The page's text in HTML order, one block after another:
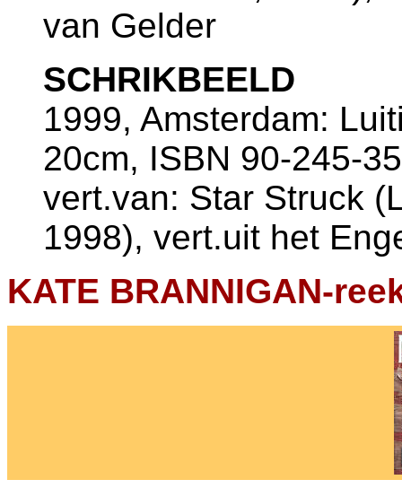
van Gelder
SCHRIKBEELD
1999, Amsterdam:
20cm, ISBN 90-245-
vert.van: Star Struck
1998), vert.uit het
KATE BRANNIGAN-